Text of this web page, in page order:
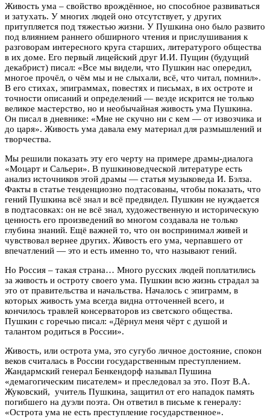
Живость ума – свойство врождённое, но способное развиваться
и затухать. У многих людей оно отсутствует, у других
притупляется под тяжестью жизни. У Пушкина оно было развито
под влиянием раннего обширного чтения и прислушивания к
разговорам интересного круга старших, литературого общества
в их доме. Его первый лицейский друг И.И. Пущин (будущий
декабрист) писал: «Все мы видели, что Пушкин нас опередил,
многое прочёл, о чём мы и не слыхали, всё, что читал, помнил».
В его стихах, эпиграммах, повестях и письмах, в их остроте и
точности описаний и определений — везде искрится не только
великое мастерство, но и необычайная живость ума Пушкина.
Он писал в дневнике: «Мне не скучно ни с кем — от извозчика и
до царя». Живость ума давала ему материал для размышлений и
творчества.
Мы решили показать эту его черту на примере драмы-диалога
«Моцарт и Сальери». В пушкиноведческой литературе есть
анализ источников этой драмы — статья музыковеда И. Бэлза.
Факты в статье тенденциозно подтасованы, чтобы показать, что
гений Пушкина всё знал и всё предвидел. Пушкин не нуждается
в подтасовках: он не всё знал, художественную и историческую
ценность его произведений во многом создавала не только
глубина знаний. Ещё важней то, что он воспринимал живей и
чувствовал вернее других. Живость его ума, черпавшего от
впечатлений — это и есть именно то, что называют гений.
Но Россия – такая страна… Много русских людей поплатились
за живость и остроту своего ума. Пушкин всю жизнь страдал за
это от правительства и начальства. Началось с эпиграмм, в
которых живость ума всегда видна отточенней всего, и
кончилось травлей консерваторов из светского общества.
Пушкин с горечью писал: «Дёрнул меня чёрт с душой и
талантом родиться в России».
Живость, или острота ума, это сугубо личное достояние, спокон
веков считалась в России государственным преступлением.
Жандармский генерал Бенкендорф называл Пушина
«демагогическим писателем» и преследовал за это. Поэт В.А.
Жуковский, учитель Пушкина, защитил от его нападок память
погибшего на дуэли поэта. Он ответил в письме к генералу:
«Острота ума не есть преступление государственное».